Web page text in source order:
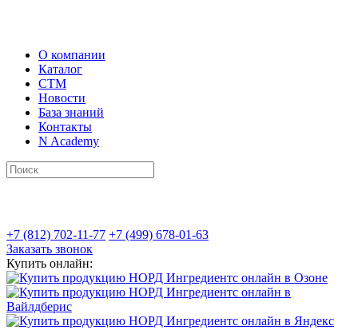
О компании
Каталог
СТМ
Новости
База знаний
Контакты
N Academy
+7 (812) 702-11-77 +7 (499) 678-01-63
Заказать звонок
Купить онлайн: